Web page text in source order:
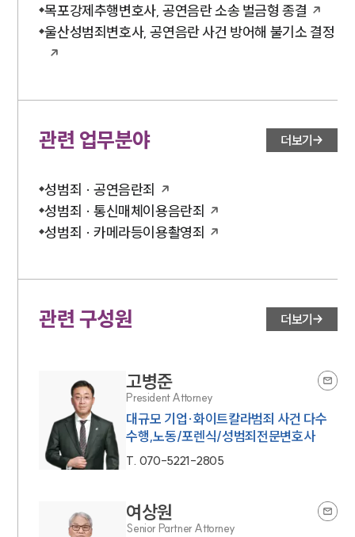
목포강제추행변호사, 공연음란 소송 벌금형 종결
울산성범죄변호사, 공연음란 사건 방어해 불기소 결정
관련 업무분야 더보기
성범죄 · 공연음란죄
성범죄 · 통신매체이용음란죄
성범죄 · 카메라등이용촬영죄
관련 구성원 더보기
고병준
President Attorney
대규모 기업·화이트칼라범죄 사건 다수
수행,노동/포렌식/성범죄전문변호사
T. 070-5221-2805
여상원
Senior Partner Attorney